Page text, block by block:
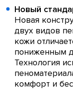
Новый
Новая
двух видов
кожи
пониженным
Технология
комфорт и